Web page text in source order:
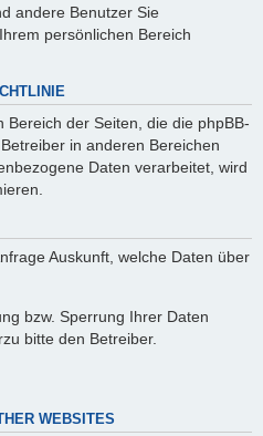
andere Benutzer Sie
persönlichen Bereich
Bereich der Seiten, die die phpBB-
in anderen Bereichen
Daten verarbeitet, wird
Auskunft, welche Daten über
bzw. Sperrung Ihrer Daten
bitte den Betreiber.
WEBSITES